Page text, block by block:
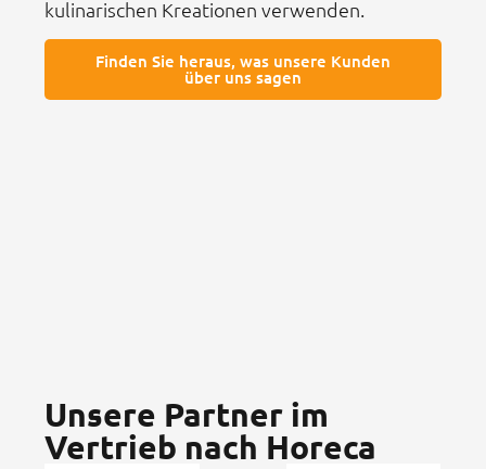
kulinarischen Kreationen verwenden.
Finden Sie heraus, was unsere Kunden
über uns sagen
Unsere Partner im
Vertrieb nach Horeca